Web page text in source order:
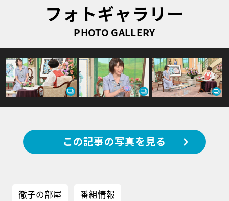
フォトギャラリー
PHOTO GALLERY
この記事の写真を見る
徹子の部屋 番組情報